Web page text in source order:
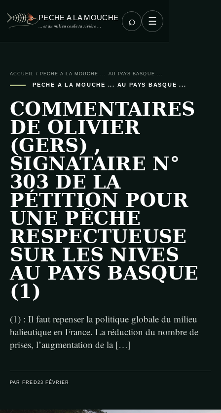
PECHE A LA MOUCHE
… et au milieu coule ta rivière … ⌕ ☰
ACCUEIL / PECHE A LA MOUCHE ... AU PAYS BASQUE ...
PECHE A LA MOUCHE ... AU PAYS BASQUE ...
COMMENTAIRES
DE OLIVIER
(GERS) ,
SIGNATAIRE N°
303 DE LA
PÉTITION POUR
UNE PÊCHE
RESPECTUEUSE
SUR LES NIVES
AU PAYS BASQUE
(1)
(1) : Il faut repenser la politique globale du milieu
halieutique en France. La réduction du nombre de
prises, l’augmentation de la […]
PAR FRED 23 FÉVRIER